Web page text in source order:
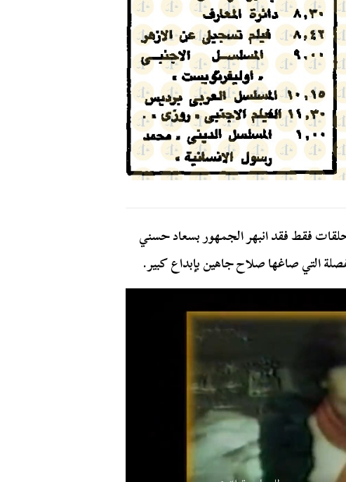
أكثر ما يحزن الجمهور أن المسلسل من 10 حلقات فقط فقد انبهر الجمهور بسعاد حسني
التي صاغها صلاح جاهين بإبداع كبير.